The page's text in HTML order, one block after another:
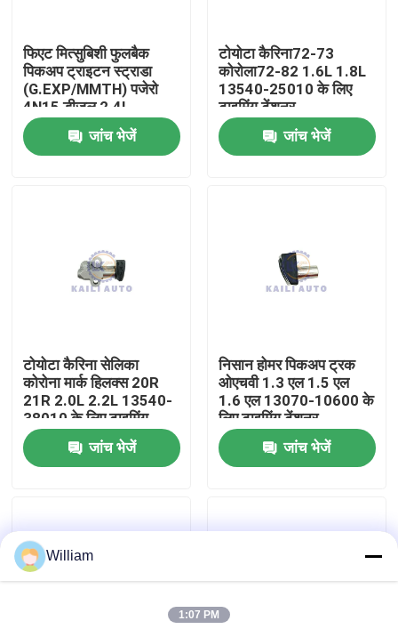
घर
हमारे बारे में
गुणवत्ता नियंत्रण
हमसे संपर्क करें
बोली मांगें
फिएट मित्सुबिशी फुलबैक
पिकअप ट्राइटन स्ट्राडा
(G.EXP/MMTH) पजेरो
4N15 डीजल 2.4L
6000605100 के लिए
टाइमिंग टेंशनरजांच भेजें
टोयोटा कैरिना72-73
कोरोला72-82 1.6L 1.8L
13540-25010 के लिए
टाइमिंग टेंशनर
जांच भेजें
टोयोटा कैरिना सेलिका
कोरोना मार्क हिलक्स 20R
21R 2.0L 2.2L 13540-
38010 के लिए टाइमिंग
टेंशनर
जांच भेजें
निसान होमर पिकअप ट्रक
ओएचवी 1.3 एल 1.5 एल
1.6 एल 13070-10600 के
लिए टाइमिंग टेंशनर
जांच भेजें
William
1:07 PM